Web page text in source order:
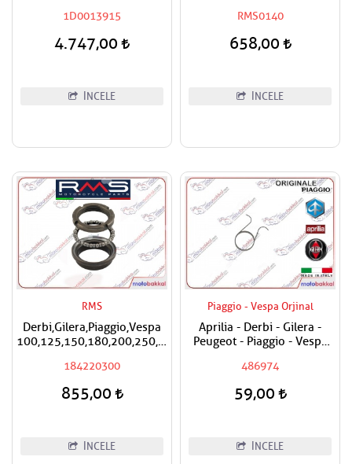
Sinyal Flaşörü
1D0013915
4.747,00
İNCELE
Balatası
RMS0140
658,00
İNCELE
RMS
Derbi,Gilera,Piaggio,Vespa
100,125,150,180,200,250,300,400
Mesnet Maşa Bilyası
184220300
855,00
İNCELE
Piaggio - Vespa Orjinal
Aprilia - Derbi - Gilera -
Peugeot - Piaggio - Vespa
486974
59,00
İNCELE